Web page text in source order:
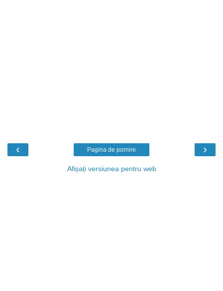
‹ ›
Pagina de pornire
Afișați versiunea pentru web